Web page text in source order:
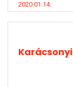
2020.01.14.